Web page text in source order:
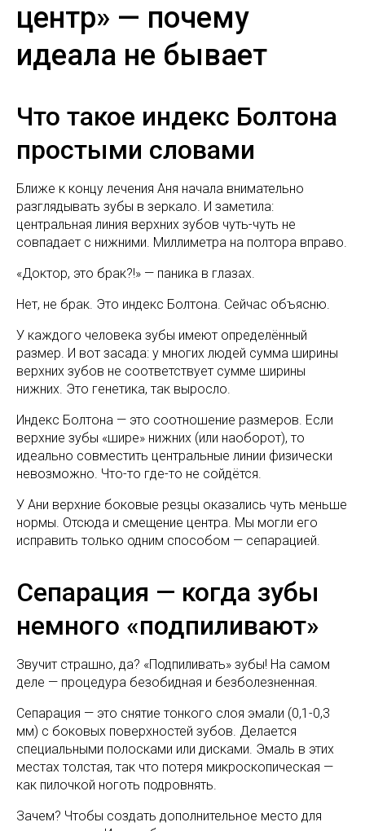
центр» — почему
идеала не бывает
Что такое индекс Болтона
простыми словами
Ближе к концу лечения Аня начала внимательно
разглядывать зубы в зеркало. И заметила:
центральная линия верхних зубов чуть-чуть не
совпадает с нижними. Миллиметра на полтора вправо.
«Доктор, это брак?!» — паника в глазах.
Нет, не брак. Это индекс Болтона. Сейчас объясню.
У каждого человека зубы имеют определённый
размер. И вот засада: у многих людей сумма ширины
верхних зубов не соответствует сумме ширины
нижних. Это генетика, так выросло.
Индекс Болтона — это соотношение размеров. Если
верхние зубы «шире» нижних (или наоборот), то
идеально совместить центральные линии физически
невозможно. Что-то где-то не сойдётся.
У Ани верхние боковые резцы оказались чуть меньше
нормы. Отсюда и смещение центра. Мы могли его
исправить только одним способом — сепарацией.
Сепарация — когда зубы
немного «подпиливают»
Звучит страшно, да? «Подпиливать» зубы! На самом
деле — процедура безобидная и безболезненная.
Сепарация — это снятие тонкого слоя эмали (0,1-0,3
мм) с боковых поверхностей зубов. Делается
специальными полосками или дисками. Эмаль в этих
местах толстая, так что потеря микроскопическая —
как пилочкой ноготь подровнять.
Зачем? Чтобы создать дополнительное место для